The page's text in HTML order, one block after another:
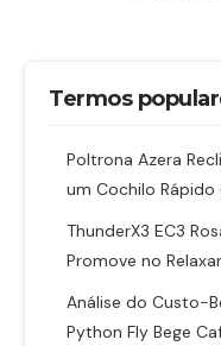
Termos
Poltrona Azera
um Cochilo Rápido
ThunderX3 EC3
Promove no
Análise do Custo-
Python Fly Bege